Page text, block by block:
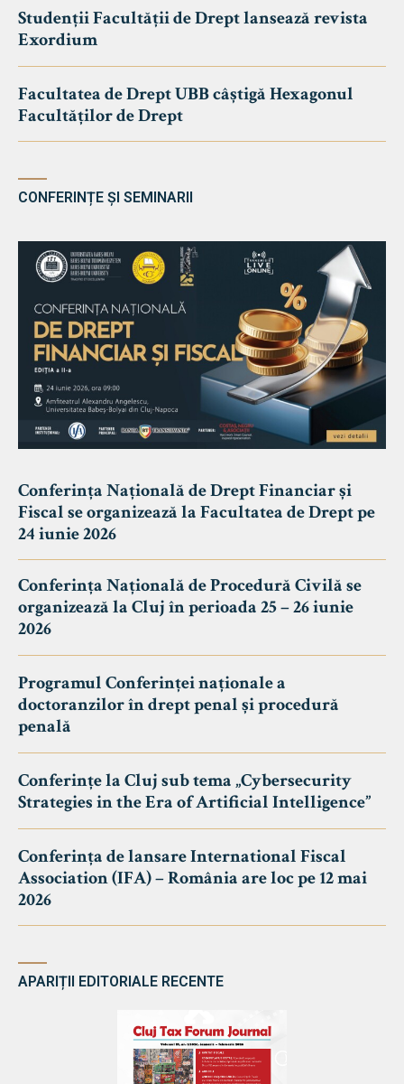
Studenții Facultății de Drept lansează revista
Exordium
Facultatea de Drept UBB câștigă Hexagonul
Facultăților de Drept
CONFERINȚE ȘI SEMINARII
Conferința Națională de Drept Financiar și
Fiscal se organizează la Facultatea de Drept pe
24 iunie 2026
Conferința Națională de Procedură Civilă se
organizează la Cluj în perioada 25 – 26 iunie
2026
Programul Conferinței naționale a
doctoranzilor în drept penal și procedură
penală
Conferințe la Cluj sub tema „Cybersecurity
Strategies in the Era of Artificial Intelligence”
Conferința de lansare International Fiscal
Association (IFA) – România are loc pe 12 mai
2026
APARIȚII EDITORIALE RECENTE